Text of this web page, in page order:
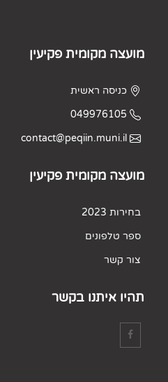
מועצה מקומית פקיעין
כניסה ראשית
049976105
contact@peqiin.muni.il
מועצה מקומית פקיעין
בחירות 2023
ספר טלפונים
צור קשר
תהיו איתנו בקשר